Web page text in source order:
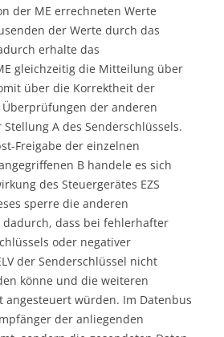
der ME errechneten Werte
der Werte durch das
erhalte das
gleichzeitig die Mitteilung über
über die Korrektheit der
Überprüfungen der anderen
A des Senderschlüssels.
Freigabe der einzelnen
B handele es sich
des Steuergerätes EZS
sperre die anderen
dass bei fehlerhafter
oder negativer
der Senderschlüssel nicht
könne und die weiteren
angesteuert würden. Im Datenbus
der anliegenden